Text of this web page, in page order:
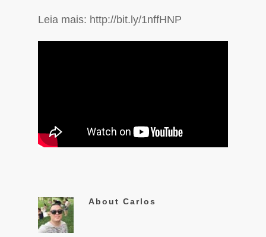
Leia mais: http://bit.ly/1nffHNP
About Carlos